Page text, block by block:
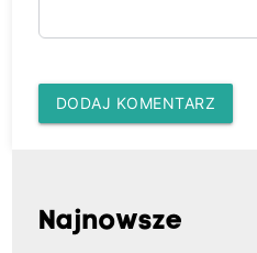
DODAJ KOMENTARZ
Najnowsze